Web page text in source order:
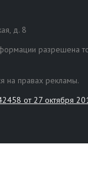
д. 8
разрешена
на правах рекламы.
от 27 октября